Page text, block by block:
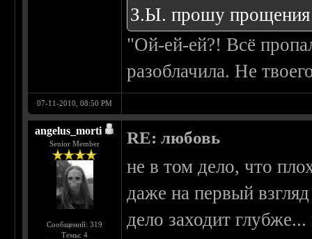
З.Ы. прошу
"Ой-ей-ей?! Всё
разоблачила. Не
07-11-2010, 08:50 PM
angelus_morti
Senior Member
Сообщений: 319
Темы: 4
RE: любовь
не в том дело, что
даже на первый
дело заходит